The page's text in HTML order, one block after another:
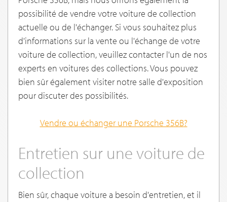
possibilité de vendre votre voiture de collection
actuelle ou de l'échanger. Si vous souhaitez plus
d'informations sur la vente ou l'échange de votre
voiture de collection, veuillez contacter l'un de nos
experts en voitures des collections. Vous pouvez
bien sûr également visiter notre salle d'exposition
pour discuter des possibilités.
Vendre ou échanger une Porsche 356B?
Entretien sur une voiture de
collection
Bien sûr, chaque voiture a besoin d'entretien, et il